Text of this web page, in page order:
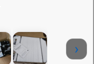
›